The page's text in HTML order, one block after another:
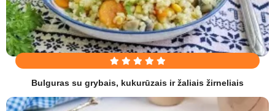
Bulguras su grybais, kukurūzais ir žaliais žirneliais